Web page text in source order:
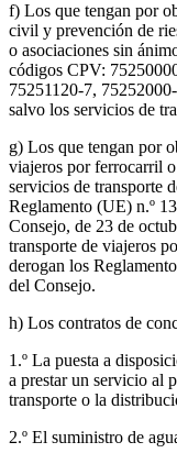
f) Los que tengan por
civil y prevención de
o asociaciones sin
códigos CPV:
75251120-7,
salvo los servicios de
g) Los que tengan por
viajeros por ferrocarril
servicios de transporte
Reglamento (UE) n.º
Consejo, de 23 de
transporte de viajeros
derogan los
del Consejo.
h) Los contratos de
1.º La puesta a
a prestar un servicio al
transporte o la
2.º El suministro de